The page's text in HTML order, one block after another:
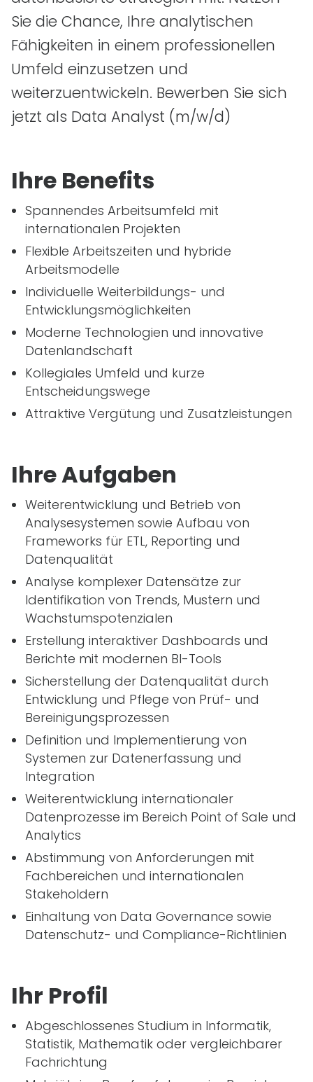
Sie die Chance, Ihre analytischen
Fähigkeiten in einem professionellen
Umfeld einzusetzen und
weiterzuentwickeln. Bewerben Sie sich
jetzt als Data Analyst (m/w/d)
Ihre Benefits
Spannendes Arbeitsumfeld mit
internationalen Projekten
Flexible Arbeitszeiten und hybride
Arbeitsmodelle
Individuelle Weiterbildungs- und
Entwicklungsmöglichkeiten
Moderne Technologien und innovative
Datenlandschaft
Kollegiales Umfeld und kurze
Entscheidungswege
Attraktive Vergütung und Zusatzleistungen
Ihre Aufgaben
Weiterentwicklung und Betrieb von
Analysesystemen sowie Aufbau von
Frameworks für ETL, Reporting und
Datenqualität
Analyse komplexer Datensätze zur
Identifikation von Trends, Mustern und
Wachstumspotenzialen
Erstellung interaktiver Dashboards und
Berichte mit modernen BI-Tools
Sicherstellung der Datenqualität durch
Entwicklung und Pflege von Prüf- und
Bereinigungsprozessen
Definition und Implementierung von
Systemen zur Datenerfassung und
Integration
Weiterentwicklung internationaler
Datenprozesse im Bereich Point of Sale und
Analytics
Abstimmung von Anforderungen mit
Fachbereichen und internationalen
Stakeholdern
Einhaltung von Data Governance sowie
Datenschutz- und Compliance-Richtlinien
Ihr Profil
Abgeschlossenes Studium in Informatik,
Statistik, Mathematik oder vergleichbarer
Fachrichtung